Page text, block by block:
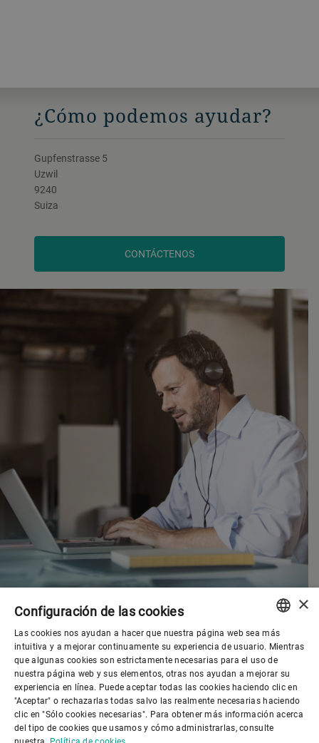
¿Cómo podemos ayudar?
Gupfenstrasse 5
Uzwil
9240
Suiza
CONTÁCTENOS
Gobierno corporativo
El mundo de Bühler
ENGLISH
SPANISH
GERMAN
FRENCH
×
Configuración de las cookies
Las cookies nos ayudan a hacer que nuestra página web sea más
intuitiva y a mejorar continuamente su experiencia de usuario. Mientras
que algunas cookies son estrictamente necesarias para el uso de
nuestra página web y sus elementos, otras nos ayudan a mejorar su
experiencia en línea. Puede aceptar todas las cookies haciendo clic en
"Aceptar" o rechazarlas todas salvo las realmente necesarias haciendo
clic en "Sólo cookies necesarias". Para obtener más información acerca
del tipo de cookies que usamos y cómo administrarlas, consulte